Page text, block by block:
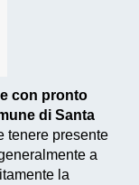
con pronto
di Santa
tenere presente
a
la